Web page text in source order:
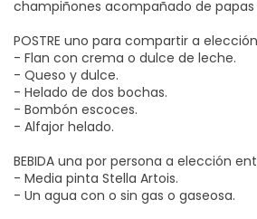
champiñones acompañado de papas
POSTRE uno para compartir a
- Flan con crema o dulce de leche.
- Queso y dulce.
- Helado de dos bochas.
- Bombón escoces.
- Alfajor helado.
BEBIDA una por persona a elección
- Media pinta Stella Artois.
- Un agua con o sin gas o gaseosa.